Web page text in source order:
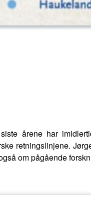
årene har
retningslinjene.
om pågående